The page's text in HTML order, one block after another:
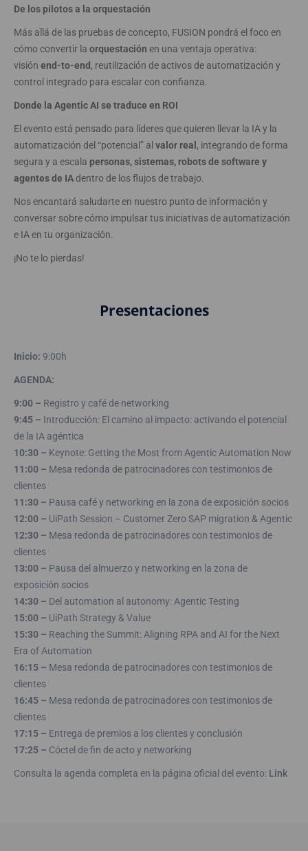
De los pilotos a la orquestación
Más allá de las pruebas de concepto, FUSION pondrá el foco en
cómo convertir la orquestación en una ventaja operativa:
visión end-to-end , reutilización de activos de automatización y
control integrado para escalar con confianza.
Donde la Agentic AI se traduce en ROI
El evento está pensado para líderes que quieren llevar la IA y la
automatización del “potencial” al valor real , integrando de forma
segura y a escala personas, sistemas, robots de software y
agentes de IA dentro de los flujos de trabajo.
Nos encantará saludarte en nuestro punto de información y
conversar sobre cómo impulsar tus iniciativas de automatización
e IA en tu organización.
¡No te lo pierdas!
Presentaciones
Inicio: 9:00h
AGENDA:
9:00 – Registro y café de networking
9:45 – Introducción: El camino al impacto: activando el potencial
de la IA agéntica
10:30 – Keynote: Getting the Most from Agentic Automation Now
11:00 – Mesa redonda de patrocinadores con testimonios de
clientes
11:30 – Pausa café y networking en la zona de exposición socios
12:00 – UiPath Session – Customer Zero SAP migration & Agentic
12:30 – Mesa redonda de patrocinadores con testimonios de
clientes
13:00 – Pausa del almuerzo y networking en la zona de
exposición socios
14:30 – Del automation al autonomy: Agentic Testing
15:00 – UiPath Strategy & Value
15:30 – Reaching the Summit: Aligning RPA and AI for the Next
Era of Automation
16:15 – Mesa redonda de patrocinadores con testimonios de
clientes
16:45 – Mesa redonda de patrocinadores con testimonios de
clientes
17:15 – Entrega de premios a los clientes y conclusión
17:25 – Cóctel de fin de acto y networking
Consulta la agenda completa en la página oficial del evento: Link